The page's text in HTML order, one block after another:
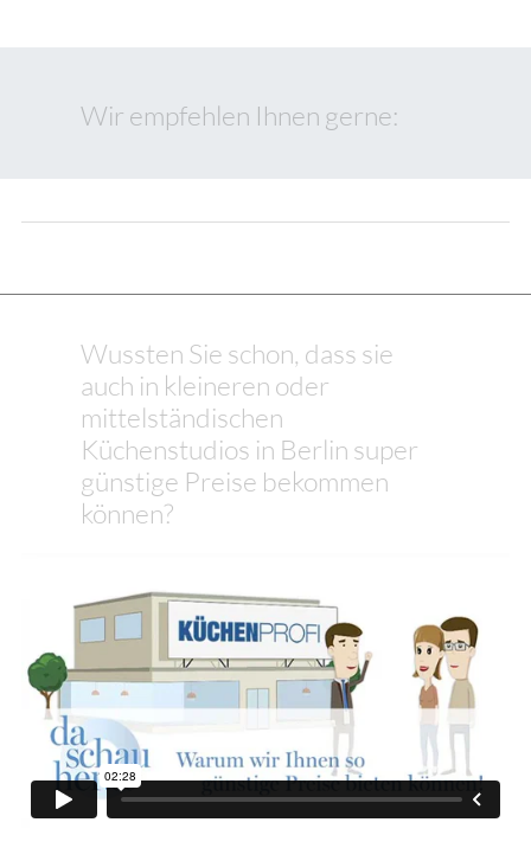
Wir empfehlen Ihnen gerne:
Wussten Sie schon, dass sie
auch in kleineren oder
mittelständischen
Küchenstudios in Berlin super
günstige Preise bekommen
können?